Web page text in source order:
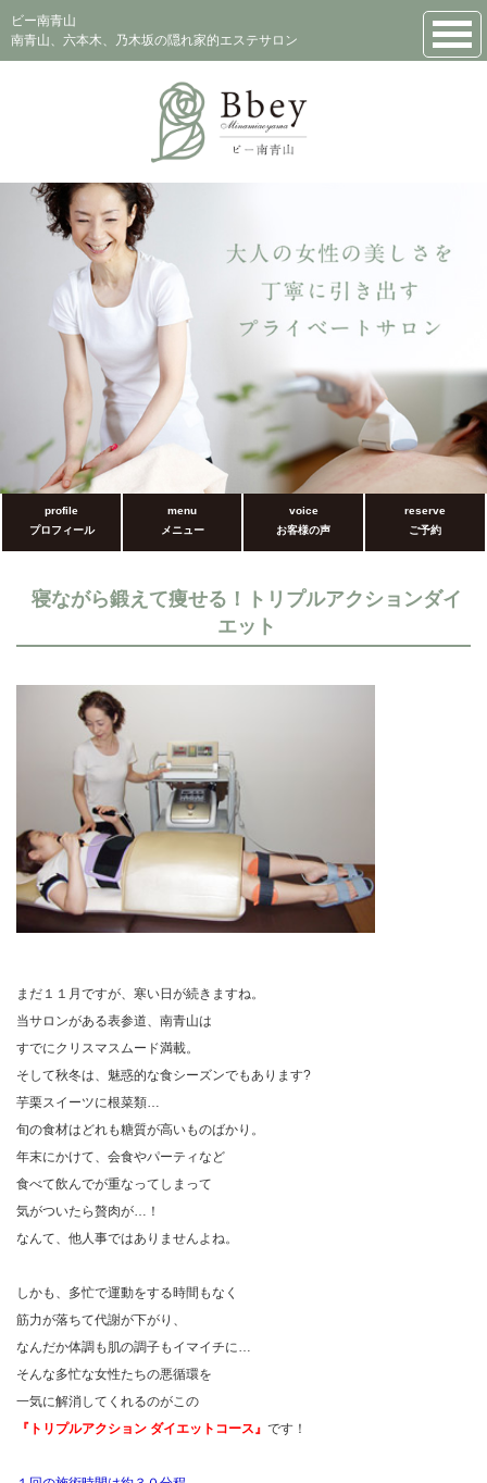
ビー南青山
南青山、六本木、乃木坂の隠れ家的エステサロン
profile
プロフィール
menu
メニュー
voice
お客様の声
reserve
ご予約
寝ながら鍛えて痩せる！トリプルアクションダイ
エット
まだ１１月ですが、寒い日が続きますね。
当サロンがある表参道、南青山は
すでにクリスマスムード満載。
そして秋冬は、魅惑的な食シーズンでもあります?
芋栗スイーツに根菜類…
旬の食材はどれも糖質が高いものばかり。
年末にかけて、会食やパーティなど
食べて飲んでが重なってしまって
気がついたら贅肉が…！
なんて、他人事ではありませんよね。
しかも、多忙で運動をする時間もなく
筋力が落ちて代謝が下がり、
なんだか体調も肌の調子もイマイチに…
そんな多忙な女性たちの悪循環を
一気に解消してくれるのがこの
『トリプルアクション ダイエットコース』 です！